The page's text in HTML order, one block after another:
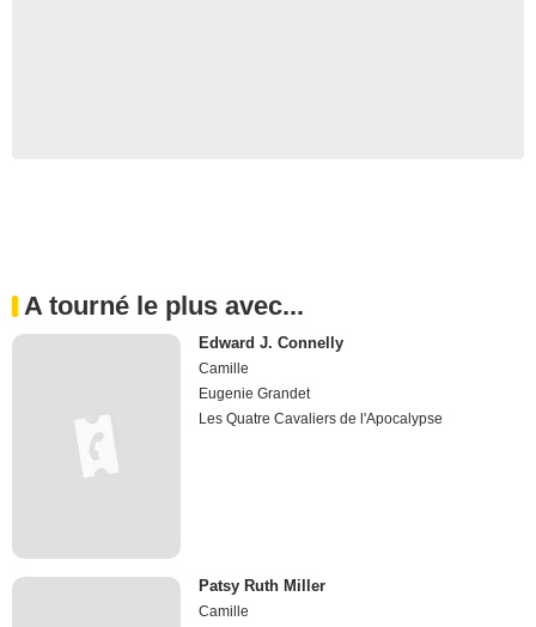
A tourné le plus avec...
Edward J. Connelly
Camille
Eugenie Grandet
Les Quatre Cavaliers de l'Apocalypse
Patsy Ruth Miller
Camille